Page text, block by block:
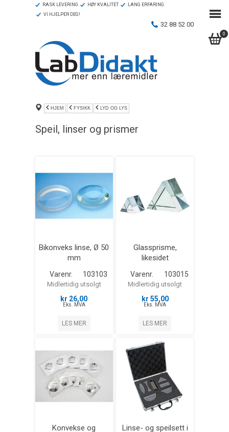
0
RASK LEVERING HØY KVALITET
LANG ERFARING
VI HJELPER DEG!
32 88 52 00
HJEM FYSIKK LYD OG LYS
Speil, linser og prismer
Bikonveks linse, Ø 50
mm
Varenr. 103103
Midlertidig utsolgt
kr 26,00
Eks. MVA
LES MER
Glassprisme,
likesidet
Varenr. 103015
Midlertidig utsolgt
kr 55,00
Eks. MVA
LES MER
Konvekse og
Linse- og speilsett i